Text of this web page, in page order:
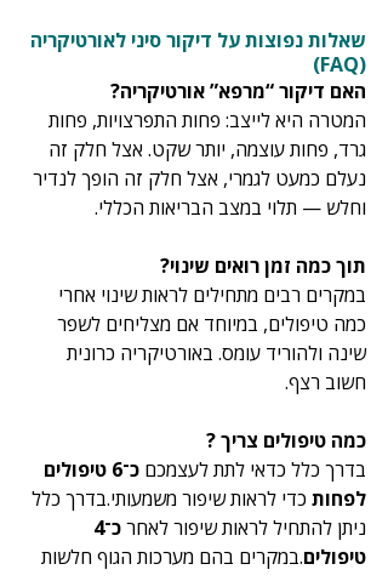
שאלות נפוצות על דיקור סיני לאורטיקריה
(FAQ)
האם דיקור “מרפא” אורטיקריה?
המטרה היא לייצב: פחות התפרצויות, פחות
גרד, פחות עוצמה, יותר שקט. אצל חלק זה
נעלם כמעט לגמרי, אצל חלק זה הופך לנדיר
וחלש — תלוי במצב הבריאות הכללי.
תוך כמה זמן רואים שינוי?
במקרים רבים מתחילים לראות שינוי אחרי
כמה טיפולים, במיוחד אם מצליחים לשפר
שינה ולהוריד עומס. באורטיקריה כרונית
חשוב רצף.
כמה טיפולים צריך ?
בדרך כלל כדאי לתת לעצמכם
כ־6 טיפולים
לפחות כדי לראות שיפור משמעותי.בדרך כלל
ניתן להתחיל לראות שיפור לאחר
טיפולים.במקרים בהם מערכות הגוף חלשות